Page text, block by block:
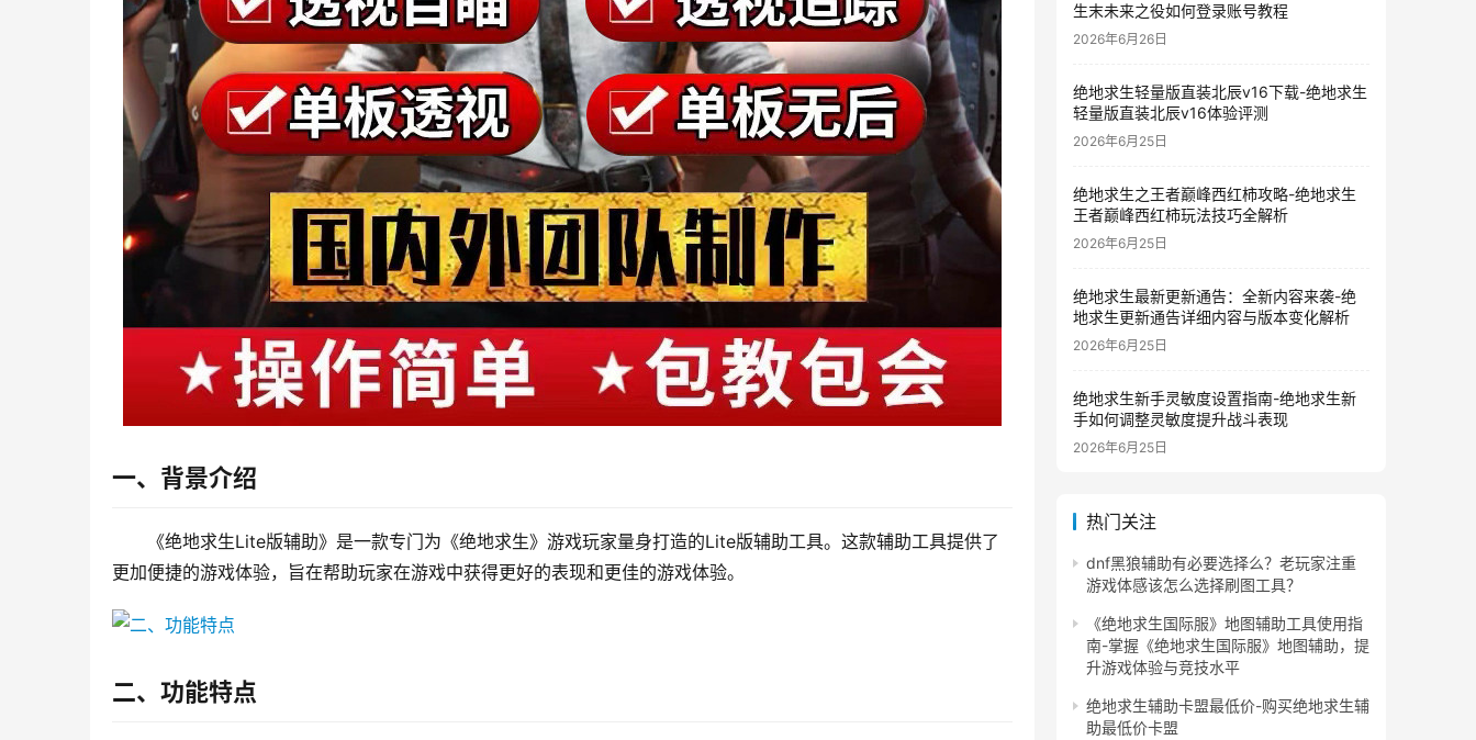
一、背景介绍
《绝地求生Lite版辅助》是一款专门为《绝地求生》游戏玩家量身打造的Lite版辅助工具。这款辅助工具提供了
更加便捷的游戏体验，旨在帮助玩家在游戏中获得更好的表现和更佳的游戏体验。
二、功能特点
生末未来之役如何登录账号教程
2026年6月26日
绝地求生轻量版直装北辰v16下载-绝地求生
轻量版直装北辰v16体验评测
2026年6月25日
绝地求生之王者巅峰西红柿攻略-绝地求生
王者巅峰西红柿玩法技巧全解析
2026年6月25日
绝地求生最新更新通告：全新内容来袭-绝
地求生更新通告详细内容与版本变化解析
2026年6月25日
绝地求生新手灵敏度设置指南-绝地求生新
手如何调整灵敏度提升战斗表现
2026年6月25日
热门关注
dnf黑狼辅助有必要选择么？老玩家注重
游戏体感该怎么选择刷图工具？
《绝地求生国际服》地图辅助工具使用指
南-掌握《绝地求生国际服》地图辅助，提
升游戏体验与竞技水平
绝地求生辅助卡盟最低价-购买绝地求生辅
助最低价卡盟